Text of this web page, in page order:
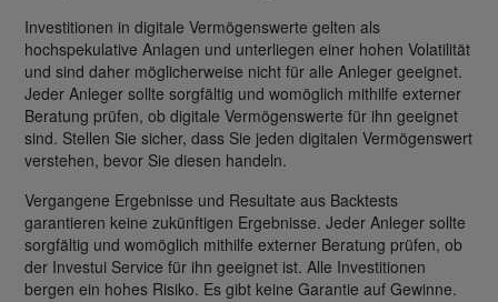
Investitionen in digitale Vermögenswerte gelten als
hochspekulative Anlagen und unterliegen einer hohen Volatilität
und sind daher möglicherweise nicht für alle Anleger geeignet.
Jeder Anleger sollte sorgfältig und womöglich mithilfe externer
Beratung prüfen, ob digitale Vermögenswerte für ihn geeignet
sind. Stellen Sie sicher, dass Sie jeden digitalen Vermögenswert
verstehen, bevor Sie diesen handeln.
Vergangene Ergebnisse und Resultate aus Backtests
garantieren keine zukünftigen Ergebnisse. Jeder Anleger sollte
sorgfältig und womöglich mithilfe externer Beratung prüfen, ob
der Investui Service für ihn geeignet ist. Alle Investitionen
bergen ein hohes Risiko. Es gibt keine Garantie auf Gewinne.